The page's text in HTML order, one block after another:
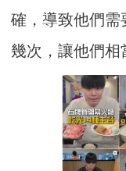
確，導致他們
幾次，讓他們相